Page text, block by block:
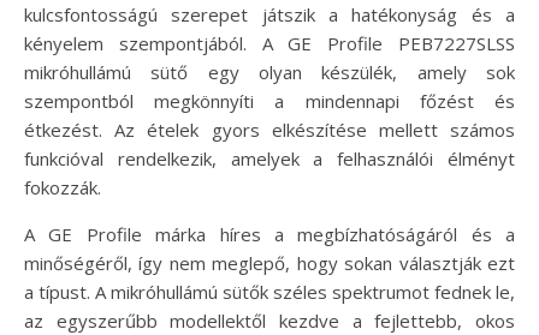
kulcsfontosságú szerepet játszik a hatékonyság és a
kényelem szempontjából. A GE Profile PEB7227SLSS
mikróhullámú sütő egy olyan készülék, amely sok
szempontból megkönnyíti a mindennapi főzést és
étkezést. Az ételek gyors elkészítése mellett számos
funkcióval rendelkezik, amelyek a felhasználói élményt
fokozzák.
A GE Profile márka híres a megbízhatóságáról és a
minőségéről, így nem meglepő, hogy sokan választják ezt
a típust. A mikróhullámú sütők széles spektrumot fednek le,
az egyszerűbb modellektől kezdve a fejlettebb, okos